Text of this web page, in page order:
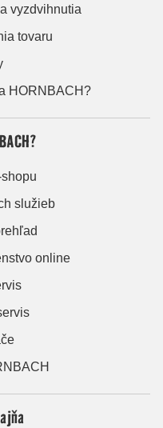
vyzdvihnutia
tovaru
HORNBACH?
služieb
online